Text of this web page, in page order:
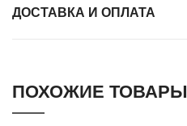
ДОСТАВКА И ОПЛАТА
ПОХОЖИЕ ТОВАРЫ